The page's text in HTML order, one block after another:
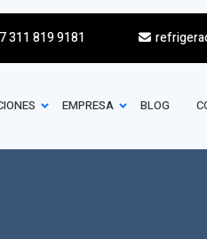
311 819 9181
EMPRESA BLOG